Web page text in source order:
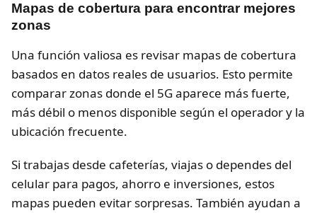
Mapas de cobertura para encontrar mejores
zonas
Una función valiosa es revisar mapas de cobertura
basados en datos reales de usuarios. Esto permite
comparar zonas donde el 5G aparece más fuerte,
más débil o menos disponible según el operador y la
ubicación frecuente.
Si trabajas desde cafeterías, viajas o dependes del
celular para pagos, ahorro e inversiones, estos
mapas pueden evitar sorpresas. También ayudan a